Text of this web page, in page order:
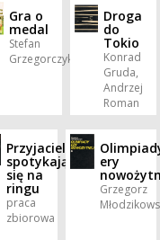
Gra o
medal
Stefan
Grzegorczyk
Droga
do
Tokio
Konrad
Gruda,
Andrzej
Roman
Przyjaciele
spotykają
się na
ringu
praca
zbiorowa
ery
Grzegorz